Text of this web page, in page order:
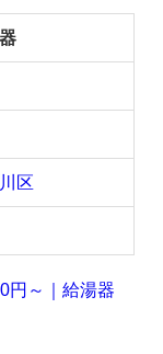
区
円～｜給湯器